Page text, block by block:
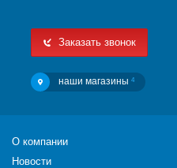
Заказать звонок
наши магазины 4
О компании
Новости